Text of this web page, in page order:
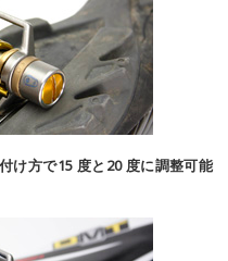
け方で15 度と20 度に調整可能